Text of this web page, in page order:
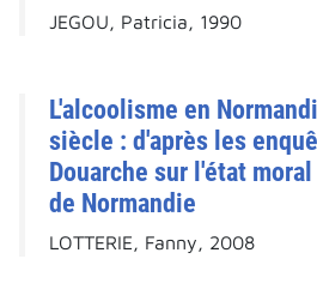
JEGOU, Patricia, 1990
L'alcoolisme en
siècle : d'après les
Douarche sur l'état
de Normandie
LOTTERIE, Fanny, 2008